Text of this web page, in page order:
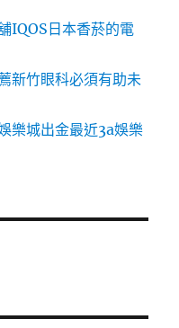
IQOS日本香菸的電
新竹眼科必須有助未
樂城出金最近3a娛樂